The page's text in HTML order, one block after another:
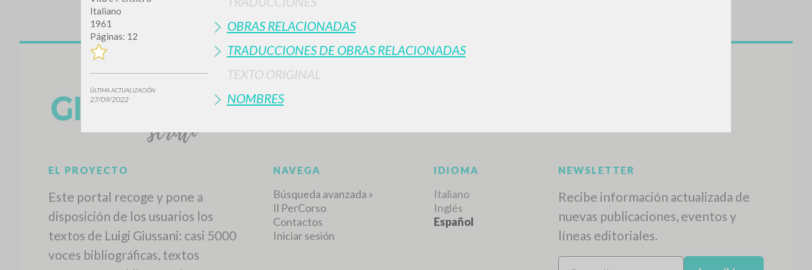
Italiano
1961
Páginas: 12
ÚLTIMA ACTUALIZACIÓN
27/09/2022
OBRAS RELACIONADAS
TRADUCCIONES DE OBRAS RELACIONADAS
TEXTO ORIGINAL
NOMBRES
TIPOLOGÍA IDIOMA AÑO ACTIVIDADES RECIENTES